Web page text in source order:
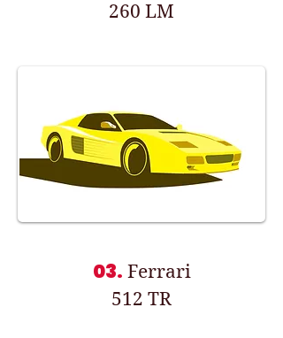
260 LM
03. Ferrari
512 TR